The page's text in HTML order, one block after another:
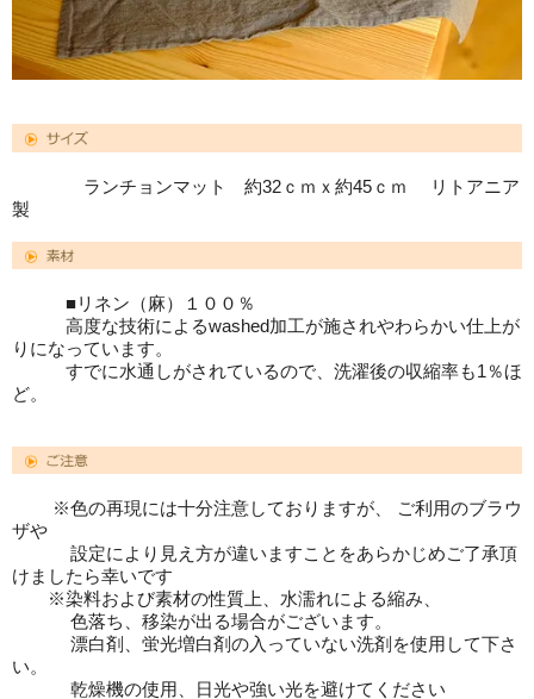
ランチョンマット 約32ｃｍｘ約45ｃｍ リトアニア
製
■リネン（麻）１００％
高度な技術によるwashed加工が施されやわらかい仕上が
りになっています。
すでに水通しがされているので、洗濯後の収縮率も1％ほ
ど。
※色の再現には十分注意しておりますが、 ご利用のブラウ
ザや
設定により見え方が違いますことをあらかじめご了承頂
けましたら幸いです
※染料および素材の性質上、水濡れによる縮み、
色落ち、移染が出る場合がございます。
漂白剤、蛍光増白剤の入っていない洗剤を使用して下さ
い。
乾燥機の使用、日光や強い光を避けてください